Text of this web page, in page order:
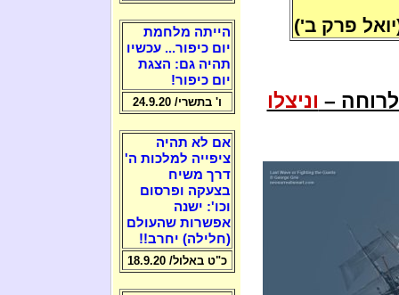
פרק ב')
– וניצלו
הייתה מלחמת
יום כיפור... עכשיו
תהיה גם: הצגת
יום כיפור!
ו' בתשרי/ 24.9.20
אם לא תהיה
ציפייה למלכות ה'
דרך משיח
בצעקה ופרסום
וכו': ישנה
אפשרות שהעולם
(חלילה) יחרב!!
כ"ט באלול/ 18.9.20